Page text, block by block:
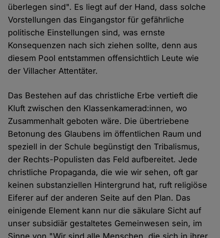
überlegen sind". Es liegt auf der Hand, dass solche
Vorstellungen das Eingangstor für gefährliche
politische Einstellungen sind, was ernste
Konsequenzen nach sich ziehen sollte, denn aus
diesem Pool entstammen offensichtlich Leute wie
der Villacher Attentäter.
Das Bestehen auf das christliche Erbe vertieft die
Kluft zwischen den Klassenkamerad:innen, wo
Zusammenhalt geboten wäre. Die übertriebene
Betonung des Glaubens im öffentlichen Raum und
speziell in der Schule begünstigt den Tribalismus,
der Rechts-Populisten das Feld aufbereitet. Jede
christliche Propaganda, die wie wir sehen, oft gar
keinen substanziellen Hintergrund hat, ruft religiöse
Eiferer auf der anderen Seite auf den Plan. Das
einigende Element kann nur die säkulare Sicht auf
unser subsidiär gestaltetes Gemeinwesen sein, im